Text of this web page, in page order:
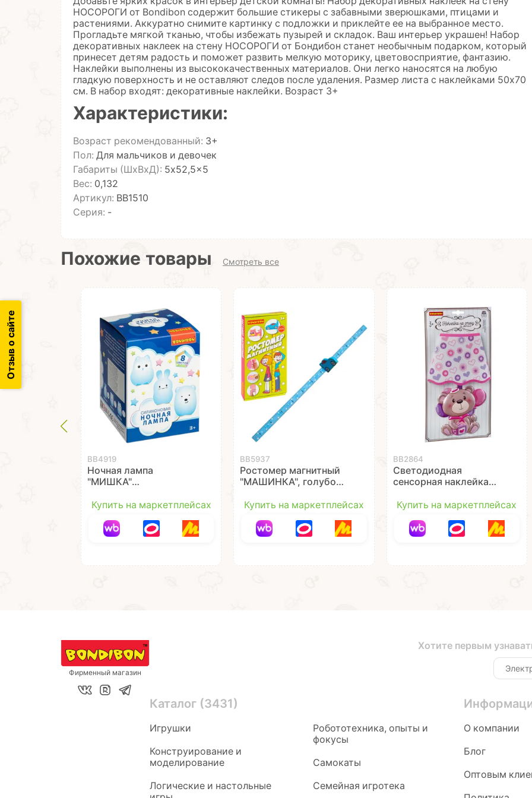
НОСОРОГИ от Bondibon содержит большие стикеры с забавными зверюшками, птицами и
растениями. Аккуратно снимите картинку с подложки и приклейте ее на выбранное место.
Прогладьте мягкой тканью, чтобы избежать пузырей и складок. Ваш интерьер украшен! Набор
декоративных наклеек на стену НОСОРОГИ от Бондибон станет необычным подарком, который
принесет детям радость и поможет развить мелкую моторику, цветовосприятие, фантазию.
Наклейки выполнены из высококачественных материалов. Они легко наносятся на любую
гладкую поверхность и не оставляют следов после удаления. Размер листа с наклейками 50х70
см. В набор входят: декоративные наклейки. Возраст 3+
Характеристики:
Возраст рекомендованный: 3+
Пол: Для мальчиков и девочек
Габариты (ШхВхД): 5x52,5x5
Вес: 0,132
Артикул: ВВ1510
Серия: -
Похожие товары Смотреть все
ВВ4919
Ночная лампа
"МИШКА"
цветов, USB зарядка
Купить на маркетплейсах
ВВ5937
Ростомер магнитный
"МАШИНКА", голубой,
Купить на маркетплейсах
ВВ2864
Светодиодная
сенсорная наклейка
"Медвежонок" 1000
Купить на маркетплейсах
Отзыв о сайте
Фирменный магазин
Хотите первым
Каталог (3431)
Игрушки
Конструирование и
моделирование
Логические и настольные
Робототехника, опыты и
фокусы
Самокаты
Семейная игротека
О компании
Блог
Оптовым